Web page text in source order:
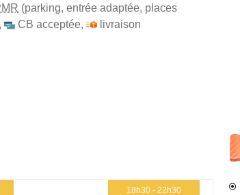
(parking, entrée adaptée, places
, CB acceptée,
livraison
18h30 - 22h30